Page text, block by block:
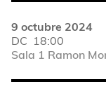
9 octubre 2024
DC 18:00
Sala 1 Ramon